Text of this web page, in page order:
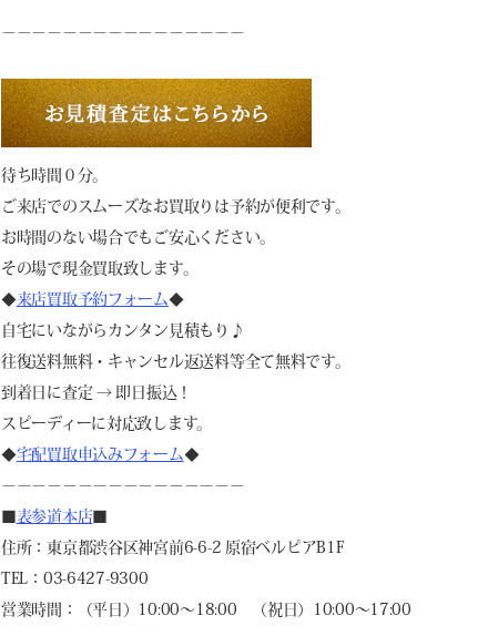
－－－－－－－－－－－－－－－－
待ち時間０分。
ご来店でのスムーズなお買取りは予約が便利です。
お時間のない場合でもご安心ください。
その場で現金買取致します。
◆来店買取予約フォーム◆
自宅にいながらカンタン見積もり♪
往復送料無料・キャンセル返送料等全て無料です。
到着日に査定 → 即日振込！
スピーディーに対応致します。
◆宅配買取申込みフォーム◆
－－－－－－－－－－－－－－－－
■表参道本店■
住所：東京都渋谷区神宮前6-6-2 原宿ベルピアB1F
TEL：03-6427-9300
営業時間：（平日）10:00～18:00 （祝日）10:00～17:00